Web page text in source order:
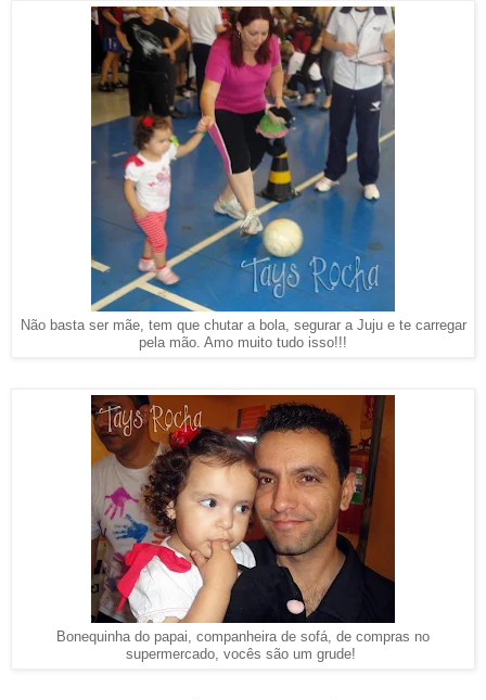
Não basta ser mãe, tem que chutar a bola, segurar a Juju e te carregar
pela mão. Amo muito tudo isso!!!
Bonequinha do papai, companheira de sofá, de compras no
supermercado, vocês são um grude!